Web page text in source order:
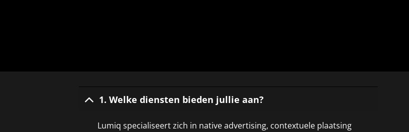
1. Welke diensten bieden jullie aan?
Lumiq specialiseert zich in native advertising, contextuele plaatsing